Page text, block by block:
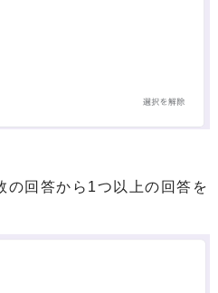
の回答から1つ以上の回答を